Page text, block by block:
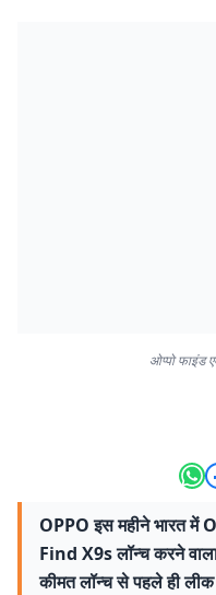
ओप्पो फाइंड
OPPO इस महीने भारत
Find X9s लॉन्च करने
कीमत लॉन्च से पहले ही लीक